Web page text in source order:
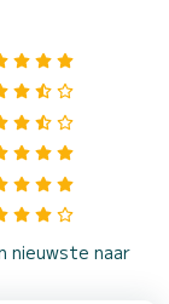
nieuwste naar